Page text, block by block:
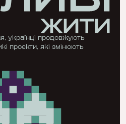
українці продовжують
проєкти, які змінюють